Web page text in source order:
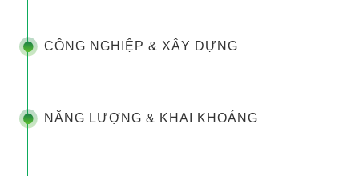
CÔNG NGHIỆP & XÂY DỰNG
NĂNG LƯỢNG & KHAI KHOÁNG